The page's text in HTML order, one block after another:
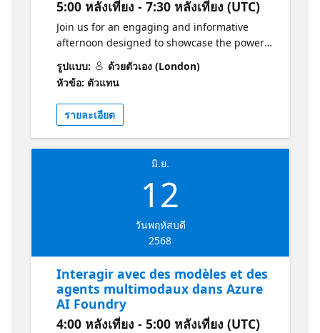
comprensión clara y aplicada del servicio de
agentes de IA de Azure, explorando sus
capacidades a través de una demostración
experimentarás de forma práctica cómo
construir agentes inteligentes con el SDK de
Azure AI Foundry, llevándote herramientas y
conocimientos directamente aplicables a tus
habilidades con esta colección de recursos
https://aka.ms/10JunioRecursosColeccion1
Los grandes desarrolladores no construyen
solos. Únete a la Comunidad de
Desarrolladores de Azure AI Foundry — 🔗
Únete al Foro | Conéctate en Discord
5:00 หลังเที่ยง - 7:30 หลังเที่ยง (UTC)
Join us for an engaging and informative
afternoon designed to showcase the power
transform your organisation. Discover the
capabilities of the AI Foundry platform,
explore real-world applications, and gain
hands-on experience with agent creation,
GitHub Copilot integration, and advanced AI
customisation techniques. This event is
perfect for IT leaders, developers, and
innovators seeking to stay at the forefront of
AI-driven solutions. Agenda: 17:00 – 17:30 |
the building. Guidance for proceeding to the
5th floor for the event. 17:45 – 18:00 |
and presentation of the event. 18:00 – 18:20
| Introduction to AI Foundry Introduction to
the purpose and functions of AI Foundry,
with examples of use cases to provide
รูปแบบ:
ด้วยตัวเอง (London)
หัวข้อ: ตัวแทน
รายละเอียด
มิ.ย.
12
วันพฤหัสบดี
2568
Interagir avec des modèles et des
agents multimodaux dans Azure
AI Foundry
4:00 หลังเที่ยง - 5:00 หลังเที่ยง (UTC)